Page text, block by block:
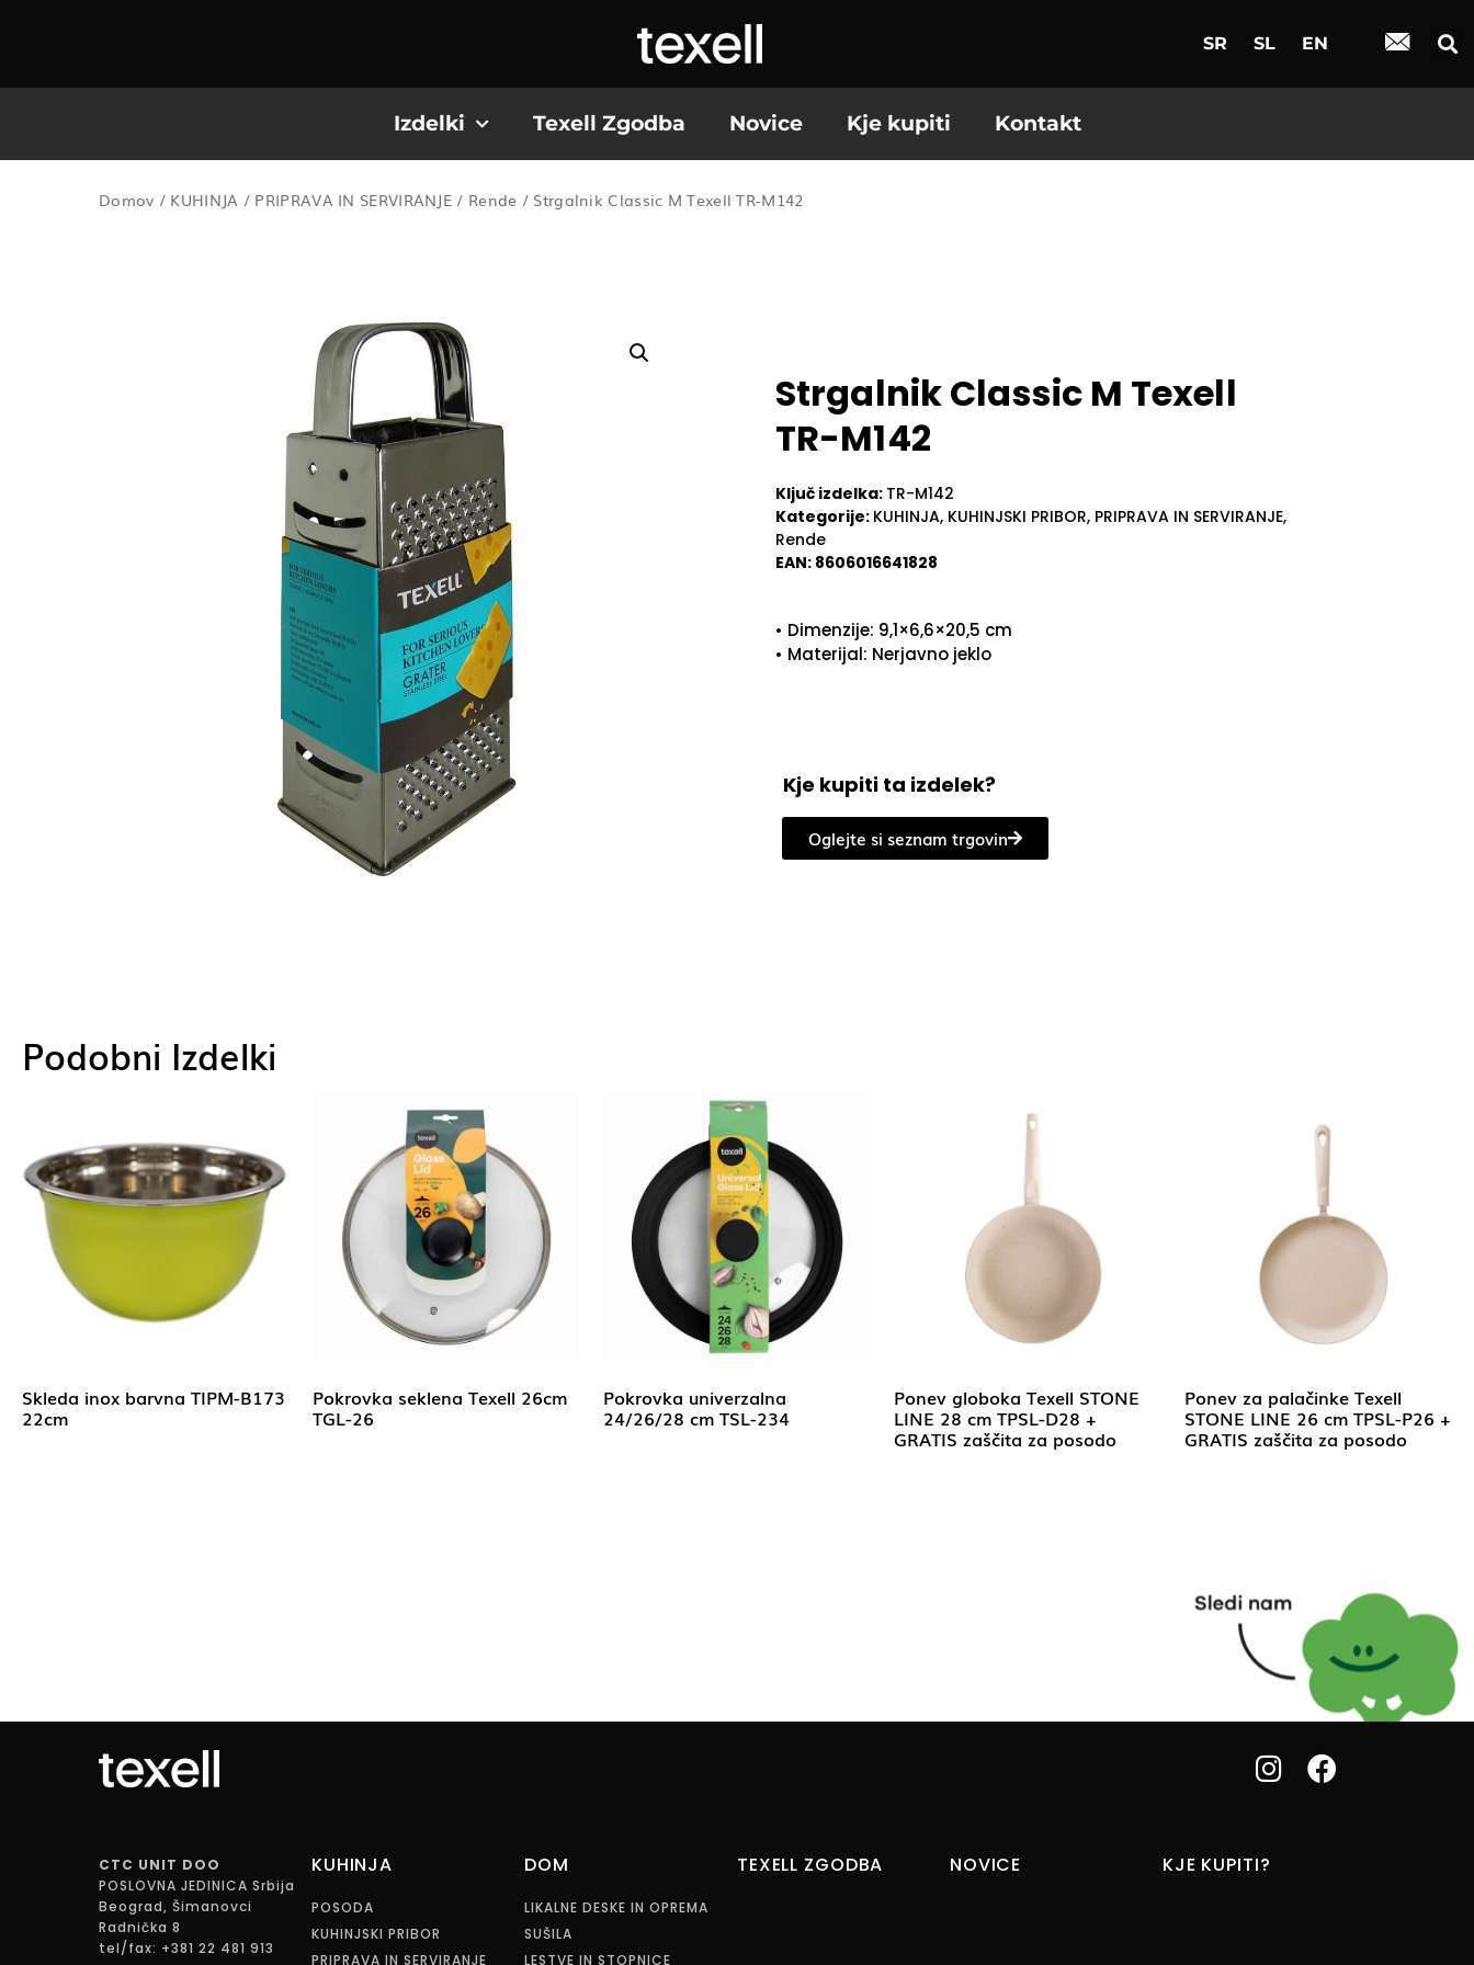
SR SL EN
Izdelki Texell Zgodba Novice Kje kupiti Kontakt
Domov / KUHINJA / PRIPRAVA IN SERVIRANJE / Rende / Strgalnik Classic M Texell TR-M142
Strgalnik Classic M Texell
TR-M142
Ključ izdelka: TR-M142
Kategorije: KUHINJA, KUHINJSKI PRIBOR, PRIPRAVA IN SERVIRANJE,
Rende
EAN: 8606016641828
• Dimenzije: 9,1×6,6×20,5 cm
• Materijal: Nerjavno jeklo
Kje kupiti ta izdelek?
Oglejte si seznam trgovin
Podobni Izdelki
Skleda inox barvna TIPM-B173
22cm
Pokrovka seklena Texell 26cm
TGL-26
Pokrovka univerzalna
24/26/28 cm TSL-234
Ponev globoka Texell STONE
LINE 28 cm TPSL-D28 +
GRATIS zaščita za posodo
Ponev za palačinke Texell
STONE LINE 26 cm TPSL-P26 +
GRATIS zaščita za posodo
CTC UNIT DOO
POSLOVNA JEDINICA Srbija
Beograd, Šimanovci
Radnička 8
tel/fax: +381 22 481 913
KUHINJA
POSODA
KUHINJSKI PRIBOR
PRIPRAVA IN SERVIRANJE
DOM
LIKALNE DESKE IN OPREMA
SUŠILA
LESTVE IN STOPNICE
TEXELL ZGODBA NOVICE KJE KUPITI?